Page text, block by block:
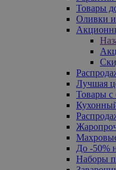
Товары
Оливки
Лучшая
Товары с
Кухонный
До -50%
Наборы